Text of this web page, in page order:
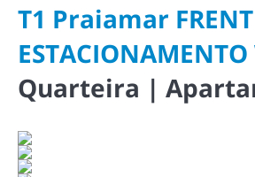
T1 Praiamar
ESTACIONAMENTO
Quarteira |